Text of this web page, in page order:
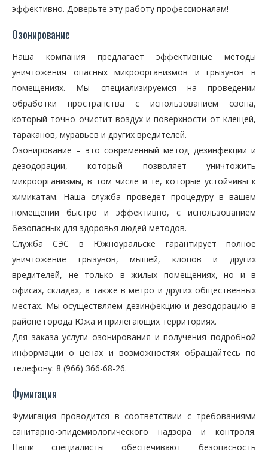
эффективно. Доверьте эту работу профессионалам!
Озонирование
Наша компания предлагает эффективные методы
уничтожения опасных микроорганизмов и грызунов в
помещениях. Мы специализируемся на проведении
обработки пространства с использованием озона,
который точно очистит воздух и поверхности от клещей,
тараканов, муравьёв и других вредителей.
Озонирование – это современный метод дезинфекции и
дезодорации, который позволяет уничтожить
микроорганизмы, в том числе и те, которые устойчивы к
химикатам. Наша служба проведет процедуру в вашем
помещении быстро и эффективно, с использованием
безопасных для здоровья людей методов.
Служба СЭС в Южноуральске гарантирует полное
уничтожение грызунов, мышей, клопов и других
вредителей, не только в жилых помещениях, но и в
офисах, складах, а также в метро и других общественных
местах. Мы осуществляем дезинфекцию и дезодорацию в
районе города Южа и прилегающих территориях.
Для заказа услуги озонирования и получения подробной
информации о ценах и возможностях обращайтесь по
телефону: 8 (966) 366-68-26.
Фумигация
Фумигация проводится в соответствии с требованиями
санитарно-эпидемиологического надзора и контроля.
Наши специалисты обеспечивают безопасность